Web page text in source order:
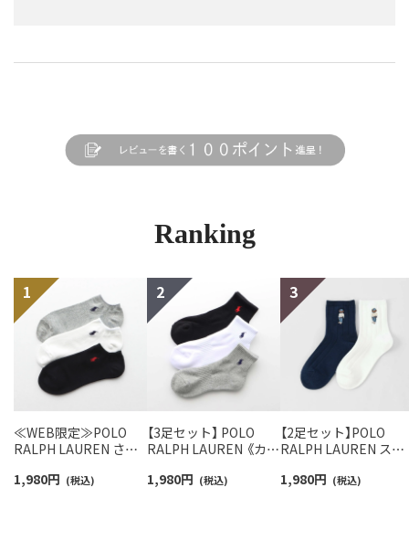
Ranking
≪WEB限定≫POLO
RALPH LAUREN さら
スニーカー丈ソックス
1,980円 (税込)
【3足セット】 POLO
RALPH LAUREN 《カラ
ンポイントソックス シ
1,980円 (税込)
【2足セット】POLO
RALPH LAUREN スタ
ロベア オーガニック
1,980円 (税込)